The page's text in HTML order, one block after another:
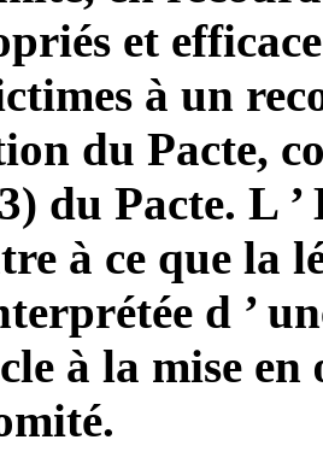
et
à un
du Pacte,
du Pacte. L
à ce que la
d ’
à la mise